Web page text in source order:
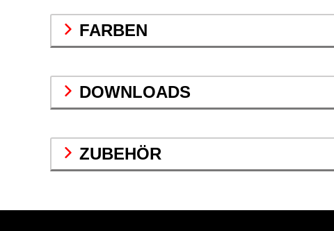
FARBEN
DOWNLOADS
ZUBEHÖR